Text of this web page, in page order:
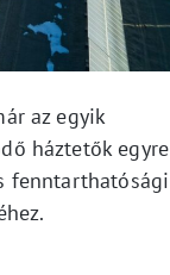
az egyik
háztetők egyre
fenntarthatósági